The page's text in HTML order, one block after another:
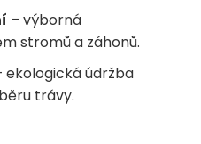
– výborná
stromů a záhonů.
ekologická údržba
trávy.